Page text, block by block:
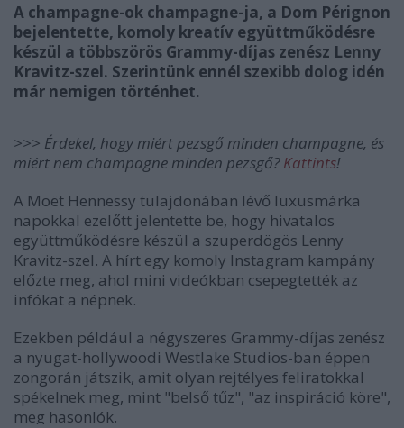
A champagne-ok champagne-ja, a Dom Pérignon
bejelentette, komoly kreatív együttműködésre
készül a többszörös Grammy-díjas zenész Lenny
Kravitz-szel. Szerintünk ennél szexibb dolog idén
már nemigen történhet.
>>> Érdekel, hogy miért pezsgő minden champagne, és
miért nem champagne minden pezsgő?Kattints!
A Moët Hennessy tulajdonában lévő luxusmárka
napokkal ezelőtt jelentette be, hogy hivatalos
együttműködésre készül a szuperdögös Lenny
Kravitz-szel. A hírt egy komoly Instagram kampány
előzte meg, ahol mini videókban csepegtették az
infókat a népnek.
Ezekben például a négyszeres Grammy-díjas zenész
a nyugat-hollywoodi Westlake Studios-ban éppen
zongorán játszik, amit olyan rejtélyes feliratokkal
spékelnek meg, mint "belső tűz", "az inspiráció köre",
meg hasonlók.